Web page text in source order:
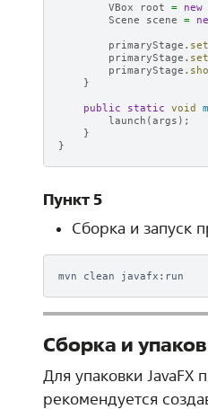
VBox
root = new
Scene
scene =
primaryStage .
primaryStage .
primaryStage .
}
public
static void
launch (args );
}
}
Пункт 5
Сборка и запуск
mvn clean
Сборка и
Для упаковки JavaFX
рекомендуется